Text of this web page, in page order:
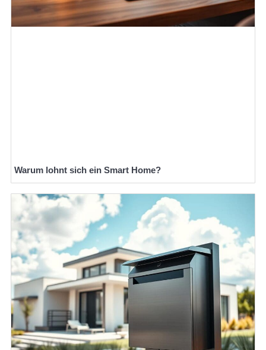
Warum lohnt sich ein Smart Home?